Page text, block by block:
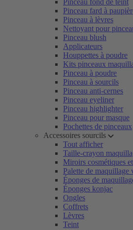
Pinceau fond de teint
Pinceau fard à
Pinceau à lèvres
Nettoyant pour
Pinceau blush
Applicateurs
Houppettes à poudre
Kits pinceaux
Pinceau à poudre
Pinceau à sourcils
Pinceau anti-cernes
Pinceau eyeliner
Pinceau highlighter
Pinceau pour masque
Pochettes de pinceaux
Accessoires sourcils
Tout afficher
Taille-crayon
Miroirs cosmétiques
Palette de maquillage
Éponges de
Éponges konjac
Ongles
Coffrets
Lèvres
Teint